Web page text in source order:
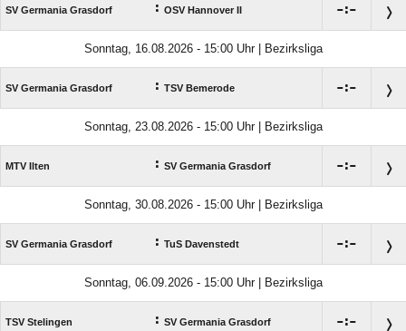
SV Germania Grasdorf : OSV Hannover II :
Sonntag, 16.08.2026 - 15:00 Uhr | Bezirksliga
SV Germania Grasdorf : TSV Bemerode :
Sonntag, 23.08.2026 - 15:00 Uhr | Bezirksliga
MTV Ilten : SV Germania Grasdorf :
Sonntag, 30.08.2026 - 15:00 Uhr | Bezirksliga
SV Germania Grasdorf : TuS Davenstedt :
Sonntag, 06.09.2026 - 15:00 Uhr | Bezirksliga
TSV Stelingen : SV Germania Grasdorf :